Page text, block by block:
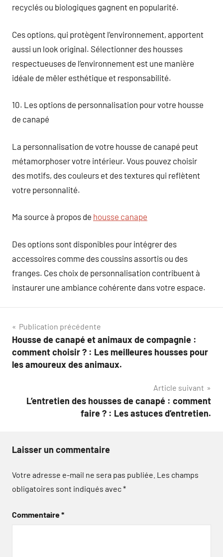
recyclés ou biologiques gagnent en popularité.
Ces options, qui protègent l’environnement, apportent
aussi un look original. Sélectionner des housses
respectueuses de l’environnement est une manière
idéale de mêler esthétique et responsabilité.
10. Les options de personnalisation pour votre housse
de canapé
La personnalisation de votre housse de canapé peut
métamorphoser votre intérieur. Vous pouvez choisir
des motifs, des couleurs et des textures qui reflètent
votre personnalité.
Ma source à propos de housse canape
Des options sont disponibles pour intégrer des
accessoires comme des coussins assortis ou des
franges. Ces choix de personnalisation contribuent à
instaurer une ambiance cohérente dans votre espace.
Navigation
de
l’article
Publication précédente
Housse de canapé et animaux de compagnie :
comment choisir ? : Les meilleures housses pour
les amoureux des animaux.
Article suivant
L’entretien des housses de canapé : comment
faire ? : Les astuces d’entretien.
Laisser un commentaire
Votre adresse e-mail ne sera pas publiée. Les champs
obligatoires sont indiqués avec*
Commentaire*